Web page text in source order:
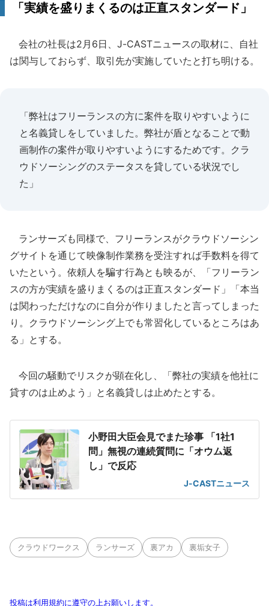
「実績を盛りまくるのは正直スタンダード」
会社の社長は2月6日、J-CASTニュースの取材に、自社
は関与しておらず、取引先が実施していたと打ち明ける。
「弊社はフリーランスの方に案件を取りやすいように
と名義貸しをしていました。弊社が盾となることで動
画制作の案件が取りやすいようにするためです。クラ
ウドソーシングのステータスを貸している状況でし
た」
ランサーズも同様で、フリーランスがクラウドソーシン
グサイトを通じて映像制作業務を受注すれば手数料を得て
いたという。依頼人を騙す行為とも映るが、「フリーラン
スの方が実績を盛りまくるのは正直スタンダード」「本当
は関わっただけなのに自分が作りましたと言ってしまった
り。クラウドソーシング上でも常習化しているところはあ
る」とする。
今回の騒動でリスクが顕在化し、「弊社の実績を他社に
貸すのは止めよう」と名義貸しは止めたとする。
小野田大臣会見でまた珍事 「1社1
問」無視の連続質問に「オウム返
し」で反応
J-CASTニュース
クラウドワークス ランサーズ 裏アカ 裏垢女子